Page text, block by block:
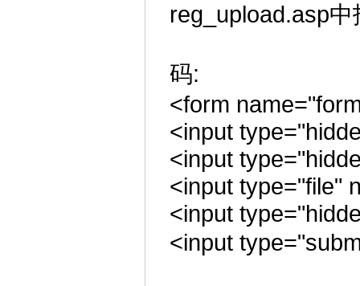
reg_upload.asp
码:
<form
<input
<input
<input type="file"
<input
<input